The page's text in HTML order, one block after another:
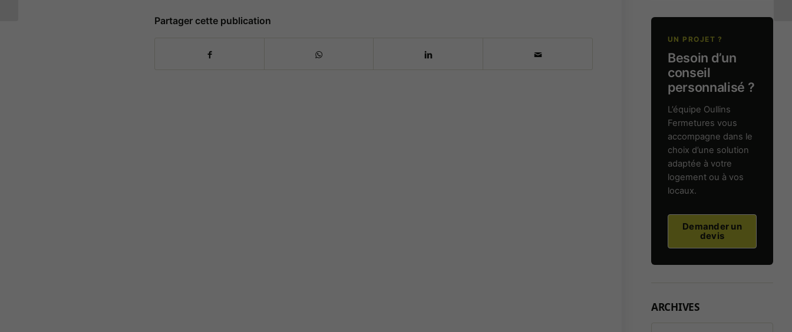
Partager cette publication
UN PROJET ?
Besoin d’un
conseil
personnalisé ?
L’équipe Oullins
Fermetures vous
accompagne dans le
choix d’une solution
adaptée à votre
logement ou à vos
locaux.
Demander un
devis
ARCHIVES